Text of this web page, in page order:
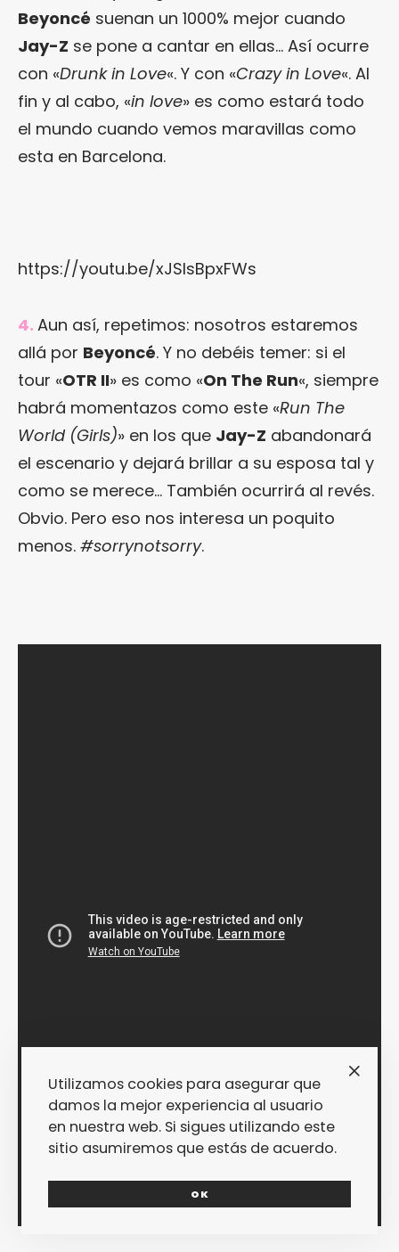
Beyoncé suenan un 1000% mejor cuando
Jay-Z se pone a cantar en ellas… Así ocurre
con «Drunk in Love«. Y con «Crazy in Love«. Al
fin y al cabo, «in love» es como estará todo
el mundo cuando vemos maravillas como
esta en Barcelona.
https://youtu.be/xJSlsBpxFWs
4. Aun así, repetimos: nosotros estaremos
allá por Beyoncé. Y no debéis temer: si el
tour «OTR II» es como «On The Run«, siempre
habrá momentazos como este «Run The
World (Girls)» en los que Jay-Z abandonará
el escenario y dejará brillar a su esposa tal y
como se merece… También ocurrirá al revés.
Obvio. Pero eso nos interesa un poquito
menos. #sorrynotsorry.
Utilizamos cookies para asegurar que
damos la mejor experiencia al usuario
en nuestra web. Si sigues utilizando este
sitio asumiremos que estás de acuerdo.
OK